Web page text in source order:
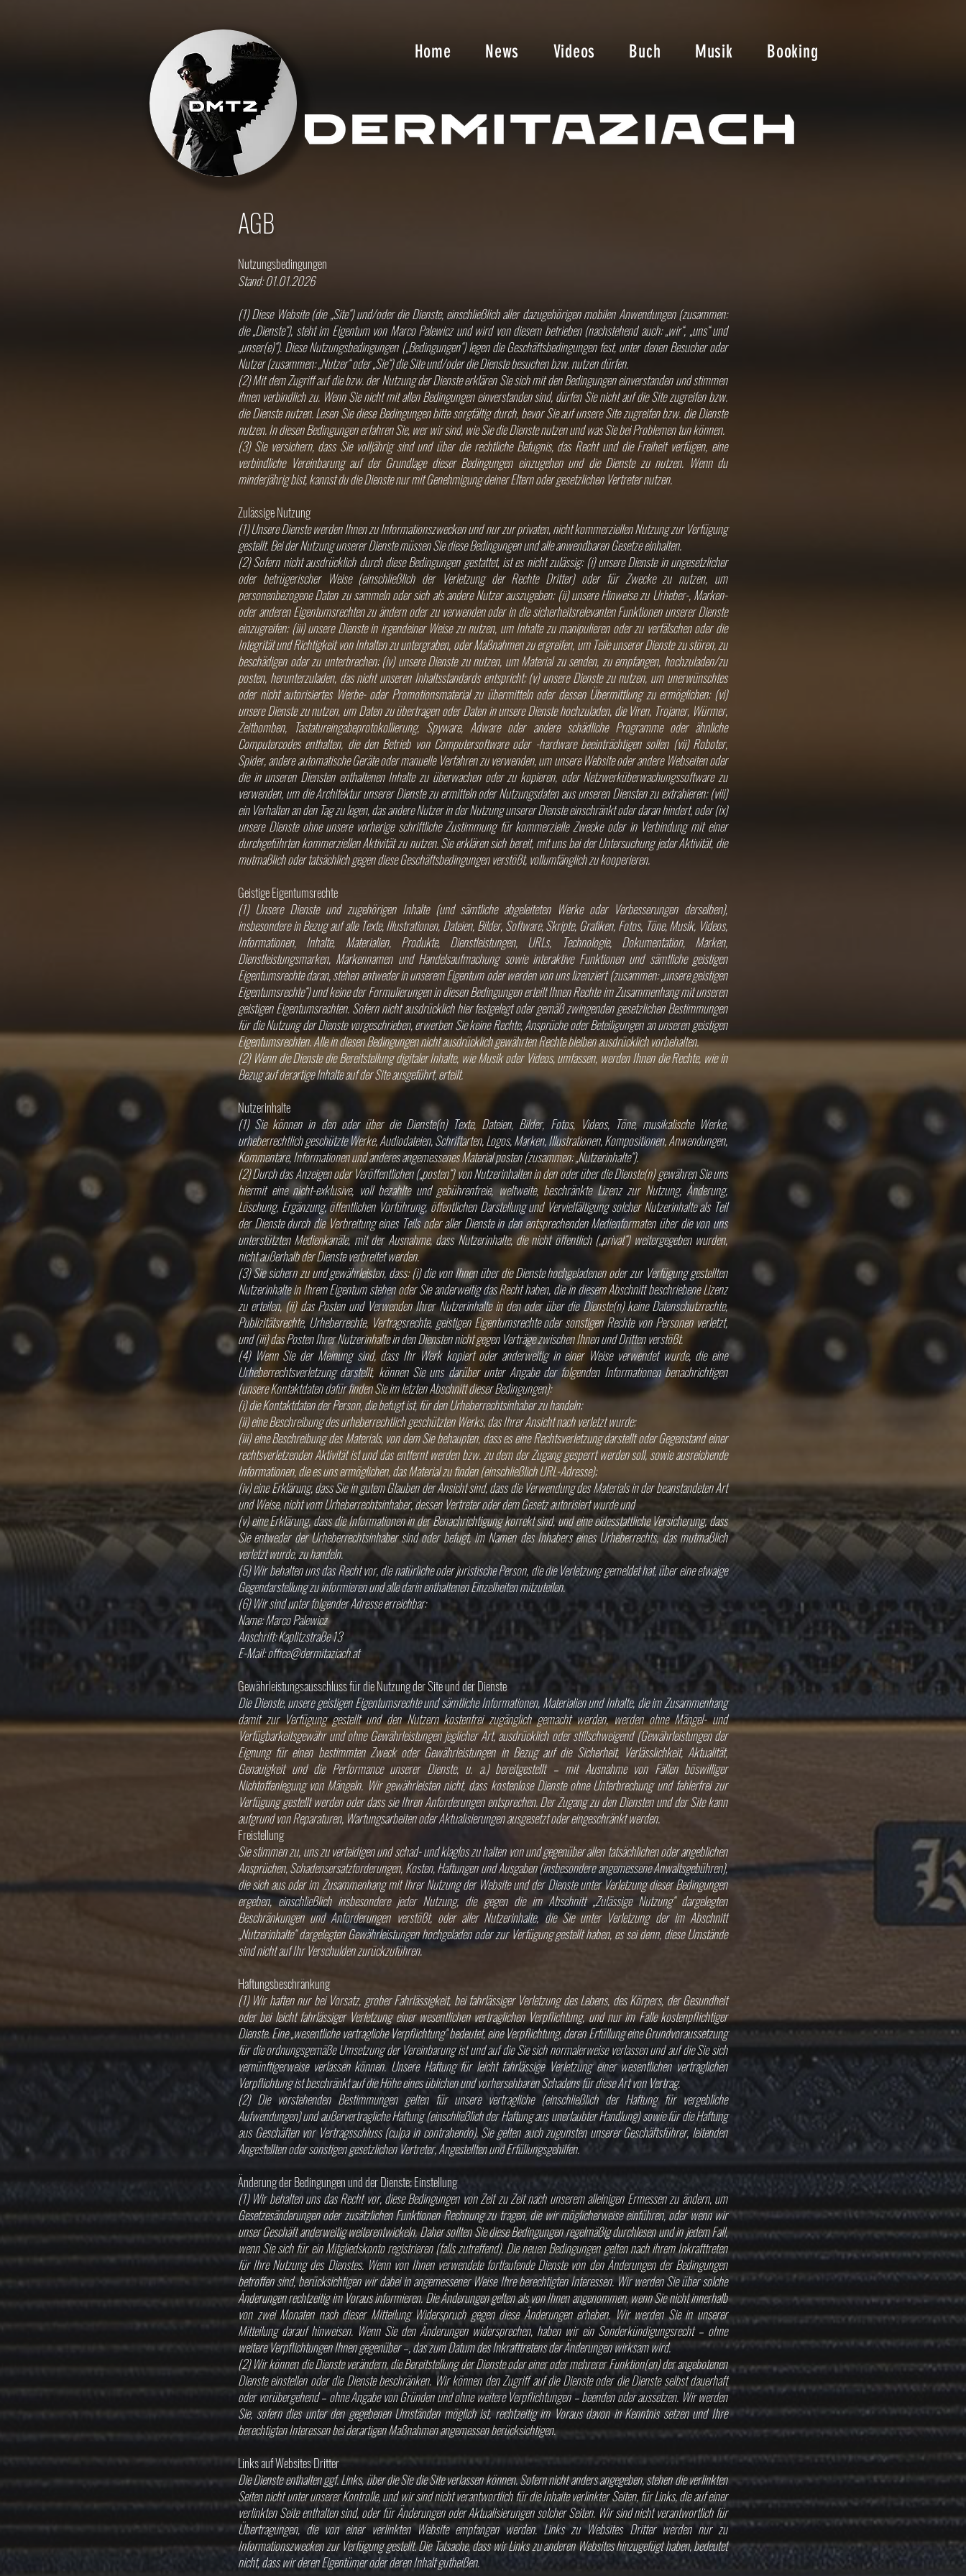
Home News Videos Buch Musik Booking
AGB
Nutzungsbedingungen
Stand: 01.01.2026
(1) Diese Website (die „Site“) und/oder die Dienste, einschließlich aller dazugehörigen mobilen Anwendungen (zusammen:
die „Dienste“), steht im Eigentum von Marco Palewicz und wird von diesem betrieben (nachstehend auch: „wir“, „uns“ und
„unser(e)“). Diese Nutzungsbedingungen („Bedingungen“) legen die Geschäftsbedingungen fest, unter denen Besucher oder
Nutzer (zusammen: „Nutzer“ oder „Sie“) die Site und/oder die Dienste besuchen bzw. nutzen dürfen.
(2) Mit dem Zugriff auf die bzw. der Nutzung der Dienste erklären Sie sich mit den Bedingungen einverstanden und stimmen
ihnen verbindlich zu. Wenn Sie nicht mit allen Bedingungen einverstanden sind, dürfen Sie nicht auf die Site zugreifen bzw.
die Dienste nutzen. Lesen Sie diese Bedingungen bitte sorgfältig durch, bevor Sie auf unsere Site zugreifen bzw. die Dienste
nutzen. In diesen Bedingungen erfahren Sie, wer wir sind, wie Sie die Dienste nutzen und was Sie bei Problemen tun können.
(3) Sie versichern, dass Sie volljährig sind und über die rechtliche Befugnis, das Recht und die Freiheit verfügen, eine
verbindliche Vereinbarung auf der Grundlage dieser Bedingungen einzugehen und die Dienste zu nutzen. Wenn du
minderjährig bist, kannst du die Dienste nur mit Genehmigung deiner Eltern oder gesetzlichen Vertreter nutzen.
Zulässige Nutzung
(1) Unsere Dienste werden Ihnen zu Informationszwecken und nur zur privaten, nicht kommerziellen Nutzung zur Verfügung
gestellt. Bei der Nutzung unserer Dienste müssen Sie diese Bedingungen und alle anwendbaren Gesetze einhalten.
(2) Sofern nicht ausdrücklich durch diese Bedingungen gestattet, ist es nicht zulässig: (i) unsere Dienste in ungesetzlicher
oder betrügerischer Weise (einschließlich der Verletzung der Rechte Dritter) oder für Zwecke zu nutzen, um
personenbezogene Daten zu sammeln oder sich als andere Nutzer auszugeben; (ii) unsere Hinweise zu Urheber-, Marken-
oder anderen Eigentumsrechten zu ändern oder zu verwenden oder in die sicherheitsrelevanten Funktionen unserer Dienste
einzugreifen; (iii) unsere Dienste in irgendeiner Weise zu nutzen, um Inhalte zu manipulieren oder zu verfälschen oder die
Integrität und Richtigkeit von Inhalten zu untergraben, oder Maßnahmen zu ergreifen, um Teile unserer Dienste zu stören, zu
beschädigen oder zu unterbrechen; (iv) unsere Dienste zu nutzen, um Material zu senden, zu empfangen, hochzuladen/zu
posten, herunterzuladen, das nicht unseren Inhaltsstandards entspricht; (v) unsere Dienste zu nutzen, um unerwünschtes
oder nicht autorisiertes Werbe- oder Promotionsmaterial zu übermitteln oder dessen Übermittlung zu ermöglichen; (vi)
unsere Dienste zu nutzen, um Daten zu übertragen oder Daten in unsere Dienste hochzuladen, die Viren, Trojaner, Würmer,
Zeitbomben, Tastatureingabeprotokollierung, Spyware, Adware oder andere schädliche Programme oder ähnliche
Computercodes enthalten, die den Betrieb von Computersoftware oder -hardware beeinträchtigen sollen (vii) Roboter,
Spider, andere automatische Geräte oder manuelle Verfahren zu verwenden, um unsere Website oder andere Webseiten oder
die in unseren Diensten enthaltenen Inhalte zu überwachen oder zu kopieren, oder Netzwerküberwachungssoftware zu
verwenden, um die Architektur unserer Dienste zu ermitteln oder Nutzungsdaten aus unseren Diensten zu extrahieren; (viii)
ein Verhalten an den Tag zu legen, das andere Nutzer in der Nutzung unserer Dienste einschränkt oder daran hindert, oder (ix)
unsere Dienste ohne unsere vorherige schriftliche Zustimmung für kommerzielle Zwecke oder in Verbindung mit einer
durchgeführten kommerziellen Aktivität zu nutzen. Sie erklären sich bereit, mit uns bei der Untersuchung jeder Aktivität, die
mutmaßlich oder tatsächlich gegen diese Geschäftsbedingungen verstößt, vollumfänglich zu kooperieren.
Geistige Eigentumsrechte
(1) Unsere Dienste und zugehörigen Inhalte (und sämtliche abgeleiteten Werke oder Verbesserungen derselben),
insbesondere in Bezug auf alle Texte, Illustrationen, Dateien, Bilder, Software, Skripte, Grafiken, Fotos, Töne, Musik, Videos,
Informationen, Inhalte, Materialien, Produkte, Dienstleistungen, URLs, Technologie, Dokumentation, Marken,
Dienstleistungsmarken, Markennamen und Handelsaufmachung sowie interaktive Funktionen und sämtliche geistigen
Eigentumsrechte daran, stehen entweder in unserem Eigentum oder werden von uns lizenziert (zusammen: „unsere geistigen
Eigentumsrechte“) und keine der Formulierungen in diesen Bedingungen erteilt Ihnen Rechte im Zusammenhang mit unseren
geistigen Eigentumsrechten. Sofern nicht ausdrücklich hier festgelegt oder gemäß zwingenden gesetzlichen Bestimmungen
für die Nutzung der Dienste vorgeschrieben, erwerben Sie keine Rechte, Ansprüche oder Beteiligungen an unseren geistigen
Eigentumsrechten. Alle in diesen Bedingungen nicht ausdrücklich gewährten Rechte bleiben ausdrücklich vorbehalten.
(2) Wenn die Dienste die Bereitstellung digitaler Inhalte, wie Musik oder Videos, umfassen, werden Ihnen die Rechte, wie in
Bezug auf derartige Inhalte auf der Site ausgeführt, erteilt.
Nutzerinhalte
(1) Sie können in den oder über die Dienste(n) Texte, Dateien, Bilder, Fotos, Videos, Töne, musikalische Werke,
urheberrechtlich geschützte Werke, Audiodateien, Schriftarten, Logos, Marken, Illustrationen, Kompositionen, Anwendungen,
Kommentare, Informationen und anderes angemessenes Material posten (zusammen: „Nutzerinhalte“).
(2) Durch das Anzeigen oder Veröffentlichen („posten“) von Nutzerinhalten in den oder über die Dienste(n) gewähren Sie uns
hiermit eine nicht-exklusive, voll bezahlte und gebührenfreie, weltweite, beschränkte Lizenz zur Nutzung, Änderung,
Löschung, Ergänzung, öffentlichen Vorführung, öffentlichen Darstellung und Vervielfältigung solcher Nutzerinhalte als Teil
der Dienste durch die Verbreitung eines Teils oder aller Dienste in den entsprechenden Medienformaten über die von uns
unterstützten Medienkanäle, mit der Ausnahme, dass Nutzerinhalte, die nicht öffentlich („privat“) weitergegeben wurden,
nicht außerhalb der Dienste verbreitet werden.
(3) Sie sichern zu und gewährleisten, dass: (i) die von Ihnen über die Dienste hochgeladenen oder zur Verfügung gestellten
Nutzerinhalte in Ihrem Eigentum stehen oder Sie anderweitig das Recht haben, die in diesem Abschnitt beschriebene Lizenz
zu erteilen, (ii) das Posten und Verwenden Ihrer Nutzerinhalte in den oder über die Dienste(n) keine Datenschutzrechte,
Publizitätsrechte, Urheberrechte, Vertragsrechte, geistigen Eigentumsrechte oder sonstigen Rechte von Personen verletzt,
und (iii) das Posten Ihrer Nutzerinhalte in den Diensten nicht gegen Verträge zwischen Ihnen und Dritten verstößt.
(4) Wenn Sie der Meinung sind, dass Ihr Werk kopiert oder anderweitig in einer Weise verwendet wurde, die eine
Urheberrechtsverletzung darstellt, können Sie uns darüber unter Angabe der folgenden Informationen benachrichtigen
(unsere Kontaktdaten dafür finden Sie im letzten Abschnitt dieser Bedingungen):
(i) die Kontaktdaten der Person, die befugt ist, für den Urheberrechtsinhaber zu handeln;
(ii) eine Beschreibung des urheberrechtlich geschützten Werks, das Ihrer Ansicht nach verletzt wurde;
(iii) eine Beschreibung des Materials, von dem Sie behaupten, dass es eine Rechtsverletzung darstellt oder Gegenstand einer
rechtsverletzenden Aktivität ist und das entfernt werden bzw. zu dem der Zugang gesperrt werden soll, sowie ausreichende
Informationen, die es uns ermöglichen, das Material zu finden (einschließlich URL-Adresse);
(iv) eine Erklärung, dass Sie in gutem Glauben der Ansicht sind, dass die Verwendung des Materials in der beanstandeten Art
und Weise, nicht vom Urheberrechtsinhaber, dessen Vertreter oder dem Gesetz autorisiert wurde und
(v) eine Erklärung, dass die Informationen in der Benachrichtigung korrekt sind, und eine eidesstattliche Versicherung, dass
Sie entweder der Urheberrechtsinhaber sind oder befugt, im Namen des Inhabers eines Urheberrechts, das mutmaßlich
verletzt wurde, zu handeln.
(5) Wir behalten uns das Recht vor, die natürliche oder juristische Person, die die Verletzung gemeldet hat, über eine etwaige
Gegendarstellung zu informieren und alle darin enthaltenen Einzelheiten mitzuteilen.
(6) Wir sind unter folgender Adresse erreichbar:
Name: Marco Palewicz
Anschrift: Kaplitzstraße 13
E-Mail:office@dermitaziach.at
Gewährleistungsausschluss für die Nutzung der Site und der Dienste
Die Dienste, unsere geistigen Eigentumsrechte und sämtliche Informationen, Materialien und Inhalte, die im Zusammenhang
damit zur Verfügung gestellt und den Nutzern kostenfrei zugänglich gemacht werden, werden ohne Mängel- und
Verfügbarkeitsgewähr und ohne Gewährleistungen jeglicher Art, ausdrücklich oder stillschweigend (Gewährleistungen der
Eignung für einen bestimmten Zweck oder Gewährleistungen in Bezug auf die Sicherheit, Verlässlichkeit, Aktualität,
Genauigkeit und die Performance unserer Dienste, u. a.) bereitgestellt – mit Ausnahme von Fällen böswilliger
Nichtoffenlegung von Mängeln. Wir gewährleisten nicht, dass kostenlose Dienste ohne Unterbrechung und fehlerfrei zur
Verfügung gestellt werden oder dass sie Ihren Anforderungen entsprechen. Der Zugang zu den Diensten und der Site kann
aufgrund von Reparaturen, Wartungsarbeiten oder Aktualisierungen ausgesetzt oder eingeschränkt werden.
Freistellung
Sie stimmen zu, uns zu verteidigen und schad- und klaglos zu halten von und gegenüber allen tatsächlichen oder angeblichen
Ansprüchen, Schadensersatzforderungen, Kosten, Haftungen und Ausgaben (insbesondere angemessene Anwaltsgebühren),
die sich aus oder im Zusammenhang mit Ihrer Nutzung der Website und der Dienste unter Verletzung dieser Bedingungen
ergeben, einschließlich insbesondere jeder Nutzung, die gegen die im Abschnitt „Zulässige Nutzung“ dargelegten
Beschränkungen und Anforderungen verstößt, oder aller Nutzerinhalte, die Sie unter Verletzung der im Abschnitt
„Nutzerinhalte“ dargelegten Gewährleistungen hochgeladen oder zur Verfügung gestellt haben, es sei denn, diese Umstände
sind nicht auf Ihr Verschulden zurückzuführen.
Haftungsbeschränkung
(1) Wir haften nur bei Vorsatz, grober Fahrlässigkeit, bei fahrlässiger Verletzung des Lebens, des Körpers, der Gesundheit
oder bei leicht fahrlässiger Verletzung einer wesentlichen vertraglichen Verpflichtung, und nur im Falle kostenpflichtiger
Dienste. Eine „wesentliche vertragliche Verpflichtung“ bedeutet, eine Verpflichtung, deren Erfüllung eine Grundvoraussetzung
für die ordnungsgemäße Umsetzung der Vereinbarung ist und auf die Sie sich normalerweise verlassen und auf die Sie sich
vernünftigerweise verlassen können. Unsere Haftung für leicht fahrlässige Verletzung einer wesentlichen vertraglichen
Verpflichtung ist beschränkt auf die Höhe eines üblichen und vorhersehbaren Schadens für diese Art von Vertrag.
(2) Die vorstehenden Bestimmungen gelten für unsere vertragliche (einschließlich der Haftung für vergebliche
Aufwendungen) und außervertragliche Haftung (einschließlich der Haftung aus unerlaubter Handlung) sowie für die Haftung
aus Geschäften vor Vertragsschluss (culpa in contrahendo). Sie gelten auch zugunsten unserer Geschäftsführer, leitenden
Angestellten oder sonstigen gesetzlichen Vertreter, Angestellten und Erfüllungsgehilfen.
Änderung der Bedingungen und der Dienste; Einstellung
(1) Wir behalten uns das Recht vor, diese Bedingungen von Zeit zu Zeit nach unserem alleinigen Ermessen zu ändern, um
Gesetzesänderungen oder zusätzlichen Funktionen Rechnung zu tragen, die wir möglicherweise einführen, oder wenn wir
unser Geschäft anderweitig weiterentwickeln. Daher sollten Sie diese Bedingungen regelmäßig durchlesen und in jedem Fall,
wenn Sie sich für ein Mitgliedskonto registrieren (falls zutreffend). Die neuen Bedingungen gelten nach ihrem Inkrafttreten
für Ihre Nutzung des Dienstes. Wenn von Ihnen verwendete fortlaufende Dienste von den Änderungen der Bedingungen
betroffen sind, berücksichtigen wir dabei in angemessener Weise Ihre berechtigten Interessen. Wir werden Sie über solche
Änderungen rechtzeitig im Voraus informieren. Die Änderungen gelten als von Ihnen angenommen, wenn Sie nicht innerhalb
von zwei Monaten nach dieser Mitteilung Widerspruch gegen diese Änderungen erheben. Wir werden Sie in unserer
Mitteilung darauf hinweisen. Wenn Sie den Änderungen widersprechen, haben wir ein Sonderkündigungsrecht – ohne
weitere Verpflichtungen Ihnen gegenüber –, das zum Datum des Inkrafttretens der Änderungen wirksam wird.
(2) Wir können die Dienste verändern, die Bereitstellung der Dienste oder einer oder mehrerer Funktion(en) der angebotenen
Dienste einstellen oder die Dienste beschränken. Wir können den Zugriff auf die Dienste oder die Dienste selbst dauerhaft
oder vorübergehend – ohne Angabe von Gründen und ohne weitere Verpflichtungen – beenden oder aussetzen. Wir werden
Sie, sofern dies unter den gegebenen Umständen möglich ist, rechtzeitig im Voraus davon in Kenntnis setzen und Ihre
berechtigten Interessen bei derartigen Maßnahmen angemessen berücksichtigen.
Links auf Websites Dritter
Die Dienste enthalten ggf. Links, über die Sie die Site verlassen können. Sofern nicht anders angegeben, stehen die verlinkten
Seiten nicht unter unserer Kontrolle, und wir sind nicht verantwortlich für die Inhalte verlinkter Seiten, für Links, die auf einer
verlinkten Seite enthalten sind, oder für Änderungen oder Aktualisierungen solcher Seiten. Wir sind nicht verantwortlich für
Übertragungen, die von einer verlinkten Website empfangen werden. Links zu Websites Dritter werden nur zu
Informationszwecken zur Verfügung gestellt. Die Tatsache, dass wir Links zu anderen Websites hinzugefügt haben, bedeutet
nicht, dass wir deren Eigentümer oder deren Inhalt gutheißen.